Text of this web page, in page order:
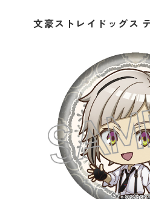
文豪ストレイドッグス